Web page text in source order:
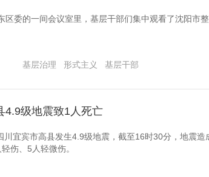
区委的一间会议室里，基层干部们集中观看了沈阳市
基层治理 形式主义 基层干部
4.9级地震致1人死亡
川宜宾市高县发生4.9级地震，截至16时30分，地震
伤、5人轻微伤。